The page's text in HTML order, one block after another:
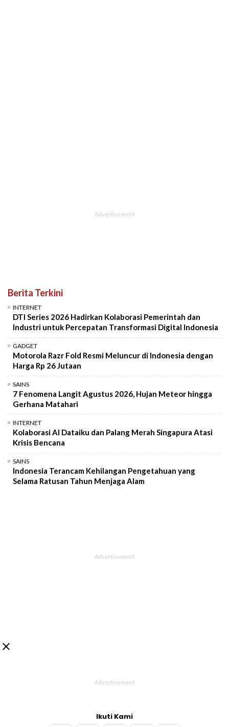
Berita Terkini
INTERNET
DTI Series 2026 Hadirkan Kolaborasi Pemerintah dan
Industri untuk Percepatan Transformasi Digital Indonesia
GADGET
Motorola Razr Fold Resmi Meluncur di Indonesia dengan
Harga Rp 26 Jutaan
SAINS
7 Fenomena Langit Agustus 2026, Hujan Meteor hingga
Gerhana Matahari
INTERNET
Kolaborasi AI Dataiku dan Palang Merah Singapura Atasi
Krisis Bencana
SAINS
Indonesia Terancam Kehilangan Pengetahuan yang
Selama Ratusan Tahun Menjaga Alam

Ikuti Kami